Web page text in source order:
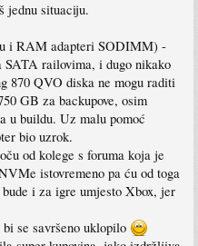
jednu situaciju.
i RAM adapteri SODIMM) -
SATA railovima, i dugo nikako
870 QVO diska ne mogu raditi
GB za backupove, osim
u buildu. Uz malu pomoć
bio uzrok.
od kolege s foruma koja je
istovremeno pa ću od toga
i za igre umjesto Xbox, jer
se savršeno uklopilo